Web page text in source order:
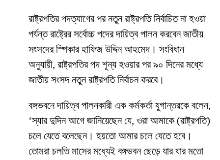
রাষ্ট্রপতির পদত্যাগের পর নতুন রাষ্ট্রপতি নির্বাচিত না হওয়া
পর্যন্ত রাষ্ট্রের সর্বোচ্চ পদের দায়িত্ব পালন করবেন জাতীয়
সংসদের স্পিকার হাফিজ উদ্দিন আহমেদ। সংবিধান
অনুযায়ী, রাষ্ট্রপতির পদ শূন্য হওয়ার পর ৯০ দিনের মধ্যে
জাতীয় সংসদ নতুন রাষ্ট্রপতি নির্বাচন করবে।
বঙ্গভবনে দায়িত্ব পালনকারী এক কর্মকর্তা যুগান্তরকে বলেন,
‘স্যার দুদিন আগে জানিয়েছেন যে, ওরা আমাকে (রাষ্ট্রপতি)
চলে যেতে বলেছেন। হয়তো আমার চলে যেতে হবে।
তোমরা চলতি মাসের মধ্যেই বঙ্গভবন ছেড়ে যার যার মতো